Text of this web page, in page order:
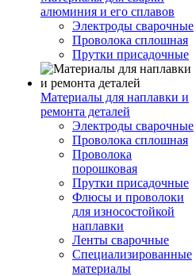
алюминия и его сплавов
Электроды сварочные
Проволока сплошная
Прутки присадочные
Материалы для наплавки и
ремонта деталей
Электроды сварочные
Проволока сплошная
Проволока
порошковая
Прутки присадочные
Флюсы и проволоки
для износостойкой
наплавки
Ленты сварочные
Специализированные
материалы